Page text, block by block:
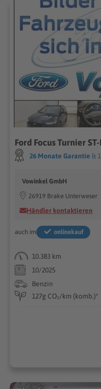
26 Monate Garantie &
Vowinkel GmbH
26919 Brake Unterweser
Händler kontaktieren
auch im onlinekauf
10.383 km
10/2025
Benzin
127g CO₂/km (komb.)*